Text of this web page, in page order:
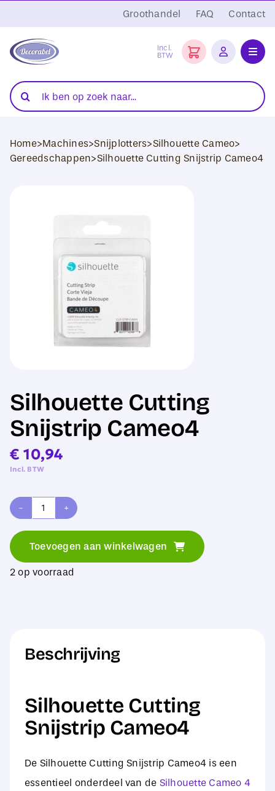
naar
inhoud
Groothandel FAQ Contact
Incl.
BTW
Folies
Transferpersen
Hobby Artikelen
DTF Transfers
Zoeken
naar:
Home>Machines>Snijplotters>Silhouette Cameo>
Gereedschappen>Silhouette Cutting Snijstrip Cameo4
Silhouette Cutting
Snijstrip Cameo4
€ 10,94
Incl. BTW
Silhouette
Snijstrip
Cameo4
Toevoegen aan winkelwagen
2 op voorraad
Beschrijving
Silhouette Cutting
Snijstrip Cameo4
De Silhouette Cutting Snijstrip Cameo4 is een
essentieel onderdeel van de Silhouette Cameo 4